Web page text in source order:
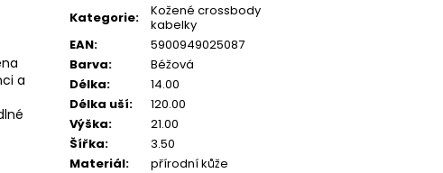
a
Kategorie:
Kožené crossbody
kabelky
EAN:
5900949025087
Barva:
Béžová
Délka:
14.00
Délka uší:
120.00
Výška:
21.00
Šířka:
3.50
Materiál: přírodní kůže